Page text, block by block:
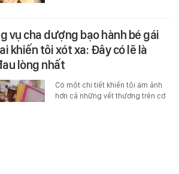
vụ cha dượng bạo hành bé gái
khiến tôi xót xa: Đây có lẽ là
lòng nhất
Có một chi tiết khiến tôi ám ảnh
hơn cả những vết thương trên cơ